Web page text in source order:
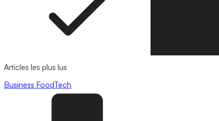
Articles les plus lus
Business FoodTech